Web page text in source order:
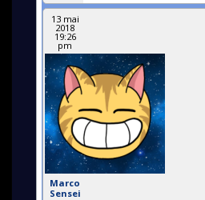
13 mai
2018
19:26
pm
Marco
Sensei